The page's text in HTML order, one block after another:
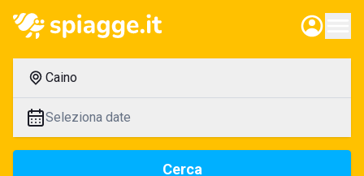
Caino
Seleziona date
Cerca